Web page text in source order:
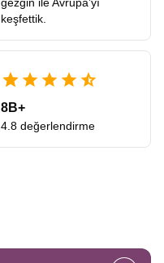
keşfettik.
8B+
4.8 değerlendirme